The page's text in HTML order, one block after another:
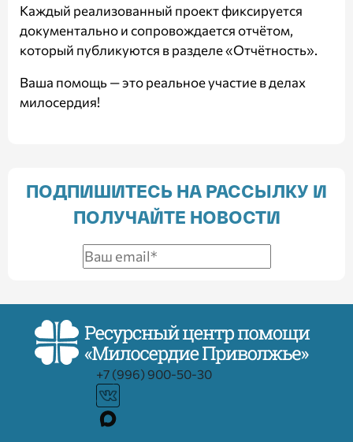
Каждый реализованный проект фиксируется
документально и сопровождается отчётом,
который публикуются в разделе«Отчётность».
Ваша помощь — это реальное участие в делах
милосердия!
ПОДПИШИТЕСЬ НА РАССЫЛКУ И
ПОЛУЧАЙТЕ НОВОСТИ
+7 (996) 900-50-30